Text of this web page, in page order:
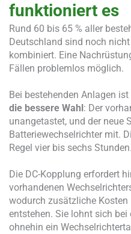
funktioniert es
Rund 60 bis 65 % aller
Deutschland sind noch
kombiniert. Eine
Fällen problemlos möglich.
Bei bestehenden Anlagen ist
die bessere Wahl: Der
unangetastet, und der neue
Batteriewechselrichter mit.
Regel vier bis sechs Stunden.
Die DC-Kopplung erfordert
vorhandenen
wodurch zusätzliche
entstehen. Sie lohnt sich bei
ohnehin ein